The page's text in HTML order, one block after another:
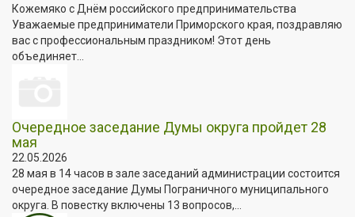
Кожемяко с Днём российского предпринимательства
Уважаемые предприниматели Приморского края, поздравляю
вас с профессиональным праздником! Этот день
объединяет...
Очередное заседание Думы округа пройдет 28
мая
22.05.2026
28 мая в 14 часов в зале заседаний администрации состоится
очередное заседание Думы Пограничного муниципального
округа. В повестку включены 13 вопросов,...